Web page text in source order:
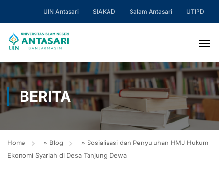
UIN Antasari SIAKAD Salam Antasari UTIPD
BERITA
Home » Blog » Sosialisasi dan Penyuluhan HMJ Hukum
Ekonomi Syariah di Desa Tanjung Dewa